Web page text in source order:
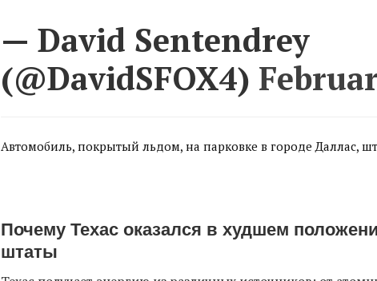
— David Sentendrey
(@DavidSFOX4)
Автомобиль, покрытый льдом, на парковке в городе Даллас,
Почему Техас оказался в худшем
штаты